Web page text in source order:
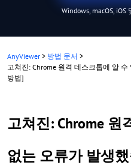
Windows, macOS,
AnyViewer > 방법 문서 >
고쳐진: Chrome 원격 데스크톱에 알
방법]
고쳐진: Chrome 원
없는 오류가 발생